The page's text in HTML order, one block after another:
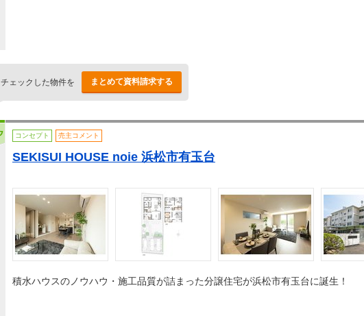
チェックした物件を まとめて資料請求する
コンセプト 売主コメント
SEKISUI HOUSE noie 浜松市有玉台
積水ハウスのノウハウ・施工品質が詰まった分譲住宅が浜松市有玉台に誕生！